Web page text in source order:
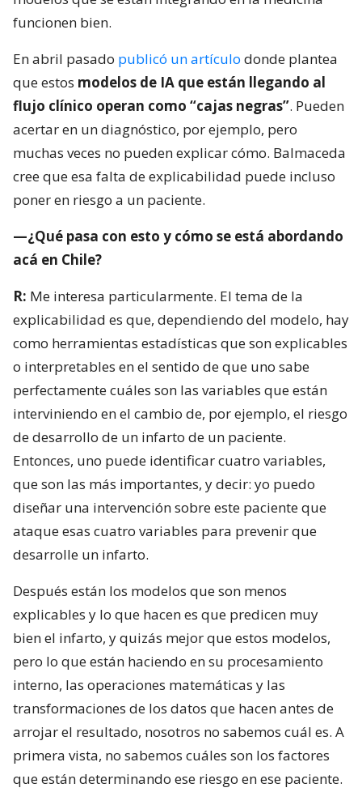
funcionen bien.
En abril pasado publicó un artículo donde plantea
que estos modelos de IA que están llegando al
flujo clínico operan como “cajas negras”. Pueden
acertar en un diagnóstico, por ejemplo, pero
muchas veces no pueden explicar cómo. Balmaceda
cree que esa falta de explicabilidad puede incluso
poner en riesgo a un paciente.
—¿Qué pasa con esto y cómo se está abordando
acá en Chile?
R: Me interesa particularmente. El tema de la
explicabilidad es que, dependiendo del modelo, hay
como herramientas estadísticas que son explicables
o interpretables en el sentido de que uno sabe
perfectamente cuáles son las variables que están
interviniendo en el cambio de, por ejemplo, el riesgo
de desarrollo de un infarto de un paciente.
Entonces, uno puede identificar cuatro variables,
que son las más importantes, y decir: yo puedo
diseñar una intervención sobre este paciente que
ataque esas cuatro variables para prevenir que
desarrolle un infarto.
Después están los modelos que son menos
explicables y lo que hacen es que predicen muy
bien el infarto, y quizás mejor que estos modelos,
pero lo que están haciendo en su procesamiento
interno, las operaciones matemáticas y las
transformaciones de los datos que hacen antes de
arrojar el resultado, nosotros no sabemos cuál es. A
primera vista, no sabemos cuáles son los factores
que están determinando ese riesgo en ese paciente.